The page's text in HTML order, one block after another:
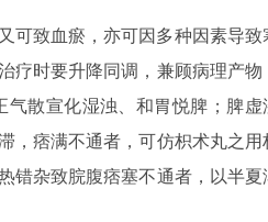
可致血瘀，亦可因多种因素导致
疗时要升降同调，兼顾病理产物
气散宣化湿浊、和胃悦脾；脾虚
，痞满不通者，可仿枳术丸之用
错杂致脘腹痞塞不通者，以半夏